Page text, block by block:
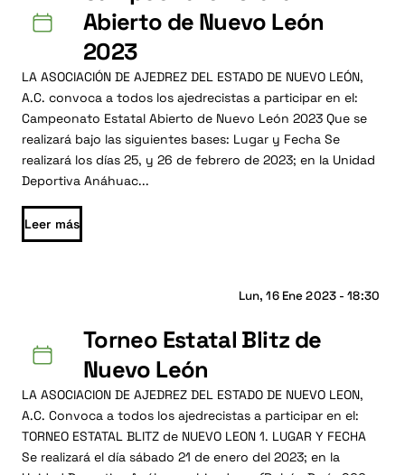
Abierto de Nuevo León
2023
LA ASOCIACIÓN DE AJEDREZ DEL ESTADO DE NUEVO LEÓN,
A.C. convoca a todos los ajedrecistas a participar en el:
Campeonato Estatal Abierto de Nuevo León 2023 Que se
realizará bajo las siguientes bases: Lugar y Fecha Se
realizará los días 25, y 26 de febrero de 2023; en la Unidad
Deportiva Anáhuac...
Leer más
Lun, 16 Ene 2023 - 18:30
Torneo Estatal Blitz de
Nuevo León
LA ASOCIACION DE AJEDREZ DEL ESTADO DE NUEVO LEON,
A.C. Convoca a todos los ajedrecistas a participar en el:
TORNEO ESTATAL BLITZ de NUEVO LEON 1. LUGAR Y FECHA
Se realizará el día sábado 21 de enero del 2023; en la